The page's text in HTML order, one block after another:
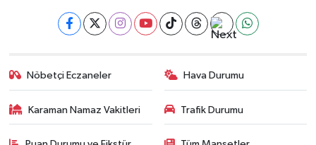
Nöbetçi Eczaneler Hava Durumu
Karaman Namaz Vakitleri Trafik Durumu